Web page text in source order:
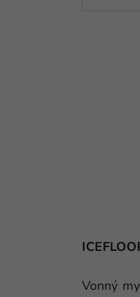
Vonný